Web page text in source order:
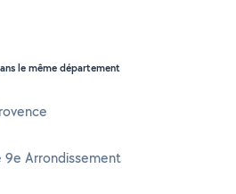
le même département
9e Arrondissement